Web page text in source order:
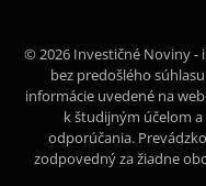
© 2026 Investičné Noviny -
bez predošlého
informácie uvedené na
k študijným účelom
odporúčania.
zodpovedný za žiadne